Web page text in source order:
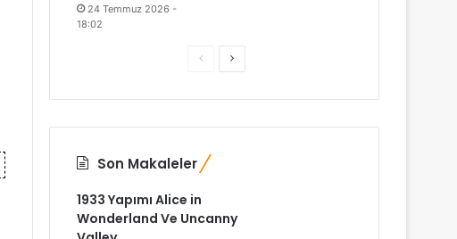
24 Temmuz 2026 -
18:02
ÖncekiSonraki
Son Makaleler
1933 Yapımı Alice in
Wonderland Ve Uncanny